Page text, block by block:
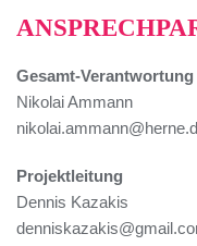
Gesamt-Verantwortung
Nikolai Ammann
Projektleitung
Dennis Kazakis